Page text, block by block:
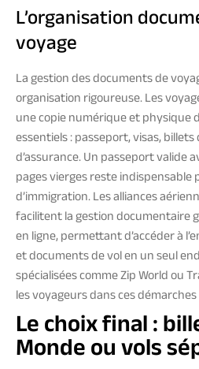
L’organisation
voyage
La gestion des documents de
organisation rigoureuse. Les
une copie numérique et physique
essentiels : passeport, visas,
d’assurance. Un passeport valide
pages vierges reste indispensable
d’immigration. Les alliances
facilitent la gestion documentaire
en ligne, permettant d’accéder à
et documents de vol en un seul
spécialisées comme Zip World ou
les voyageurs dans ces
Le choix final :
Monde ou vols